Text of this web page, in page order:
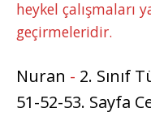
heykel çalışmaları
geçirmeleridir.
Nuran - 2. Sınıf
51-52-53. Sayfa